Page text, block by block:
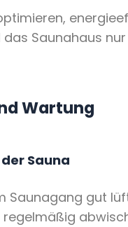
das Saunahaus
Wartung
Sauna
Saunagang gut
regelmäßig